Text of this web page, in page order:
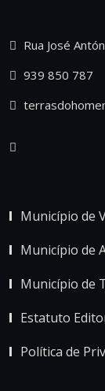
Rua José
939 850 787
Município de
Município de
Município de
Estatuto
Política de